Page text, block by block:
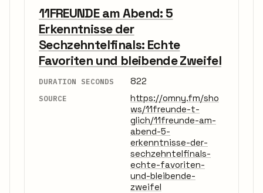
11FREUNDE am Abend: 5
Erkenntnisse der
Sechzehntelfinals: Echte
Favoriten und bleibende Zweifel
DURATION SECONDS 822
SOURCE
https://omny.fm/sho
ws/11freunde-t-
glich/11freunde-am-
abend-5-
erkenntnisse-der-
sechzehntelfinals-
echte-favoriten-
und-bleibende-
zweifel